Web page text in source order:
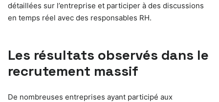
détaillées sur l’entreprise et participer à des discussions
en temps réel avec des responsables RH.
Les résultats observés dans le
recrutement massif
De nombreuses entreprises ayant participé aux